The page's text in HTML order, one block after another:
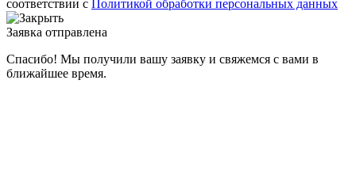
соответствии с Политикой обработки персональных данных
Заявка отправлена
Спасибо! Мы получили вашу заявку и свяжемся с вами в
ближайшее время.